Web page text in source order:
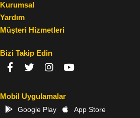
Kurumsal
Yardım
Müşteri Hizmetleri
Bizi Takip Edin
Mobil Uygulamalar
Google Play App Store